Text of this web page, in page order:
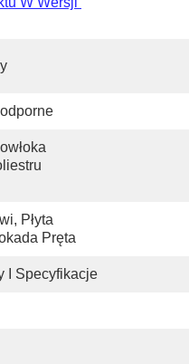
Płyta
Pręta
I Specyfikacje